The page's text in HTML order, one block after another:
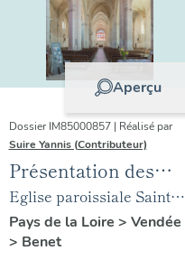
Aperçu
Dossier IM85000857 | Réalisé par
Suire Yannis (Contributeur)
Présentation des
objets mobiliers de
l'église Sainte-
Eulalie de Benet
Eglise paroissiale Sainte-
Eulalie de Benet
Pays de la Loire > Vendée
> Benet